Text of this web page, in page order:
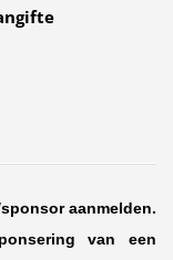
aanmelden.
van een